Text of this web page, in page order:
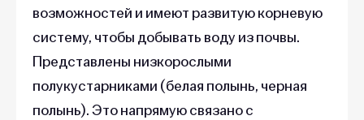
возможностей и имеют развитую корневую
систему, чтобы добывать воду из почвы.
Представлены низкорослыми
полукустарниками (белая полынь, черная
полынь). Это напрямую связано с